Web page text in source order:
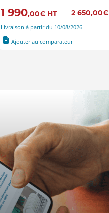
1 990,00€ HT 2 650,00€
Livraison à partir du 10/08/2026
Ajouter au comparateur